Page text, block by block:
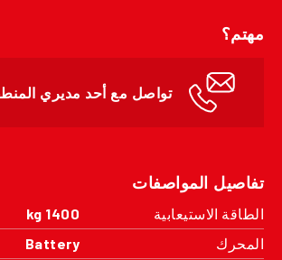
مهتم؟
تواصل مع أحد مديري
تفاصيل المواصفات
الطاقة الاستيعابية
1400 kg
المحرك
Battery